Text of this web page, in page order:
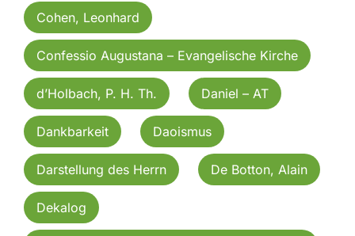
Cohen, Leonhard
Confessio Augustana – Evangelische Kirche
d’Holbach, P. H. Th. Daniel – AT
Dankbarkeit Daoismus
Darstellung des Herrn De Botton, Alain
Dekalog